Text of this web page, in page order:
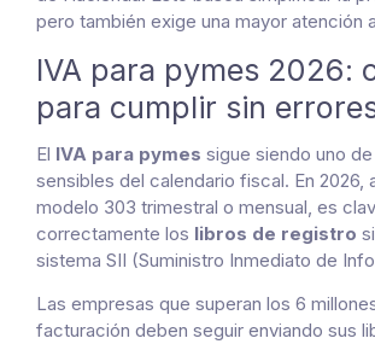
pero también exige una mayor atención
IVA para pymes 2026:
para cumplir sin
El IVA para pymes sigue siendo uno
sensibles del calendario fiscal. En 2026,
modelo 303 trimestral o mensual, es
correctamente los libros de registro
sistema SII (Suministro Inmediato de
Las empresas que superan los 6
facturación deben seguir enviando sus